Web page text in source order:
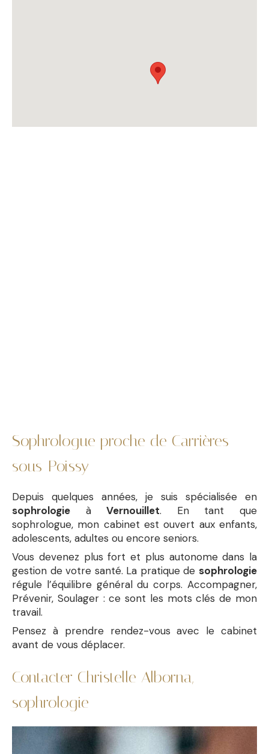
Sophrologue proche de Carrières-
sous-Poissy
Depuis quelques années, je suis spécialisée en
sophrologie àVernouillet. En tant que
sophrologue, mon cabinet est ouvert aux enfants,
adolescents, adultes ou encore seniors.
Vous devenez plus fort et plus autonome dans la
gestion de votre santé. La pratique de sophrologie
régule l’équilibre général du corps. Accompagner,
Prévenir, Soulager : ce sont les mots clés de mon
travail.
Pensez à prendre rendez-vous avec le cabinet
avant de vous déplacer.
Contacter Christelle Alborna,
sophrologie